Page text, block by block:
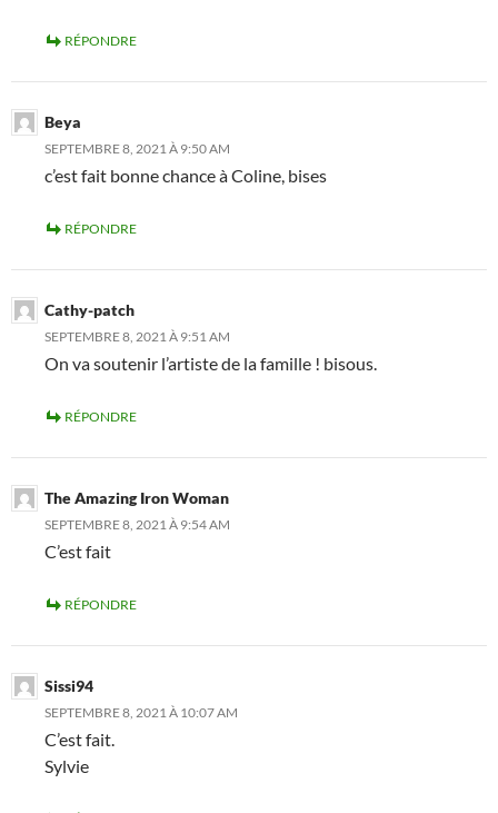
RÉPONDRE
Beya
SEPTEMBRE 8, 2021 À 9:50 AM
c’est fait bonne chance à Coline, bises
RÉPONDRE
Cathy-patch
SEPTEMBRE 8, 2021 À 9:51 AM
On va soutenir l’artiste de la famille ! bisous.
RÉPONDRE
The Amazing Iron Woman
SEPTEMBRE 8, 2021 À 9:54 AM
C’est fait
RÉPONDRE
Sissi94
SEPTEMBRE 8, 2021 À 10:07 AM
C’est fait.
Sylvie